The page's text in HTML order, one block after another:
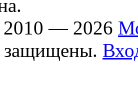
— 2026
защищены.